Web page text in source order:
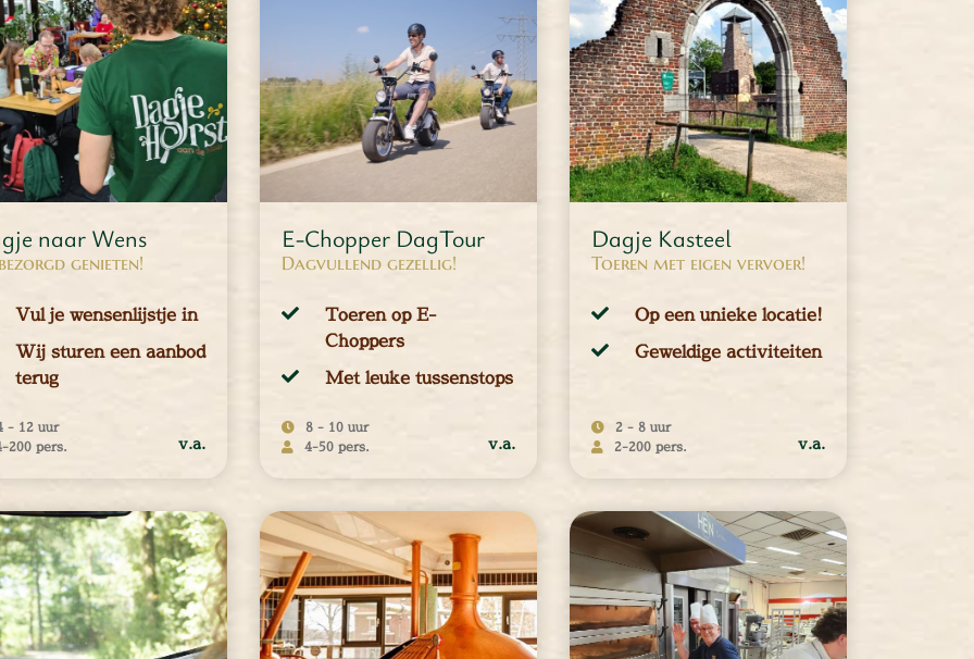
naar Wens
genieten!
Vul je wensenlijstje in
Wij sturen een aanbod
terug
- 12 uur
200 pers.
v.a.
- 200 personen
E-Chopper DagTour
Dagvullend gezellig!
Toeren op E-
Choppers
Met leuke tussenstops
8 - 10 uur
4-50 pers.
v.a.
2 - 50 personen
Dagje Kasteel
Toeren met eigen vervoer!
Op een unieke locatie!
Geweldige activiteiten
2 - 8 uur
2-200 pers.
v.a.